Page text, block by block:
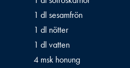
1 dl sesamfrön
1 dl nötter
1 dl vatten
4 msk honung